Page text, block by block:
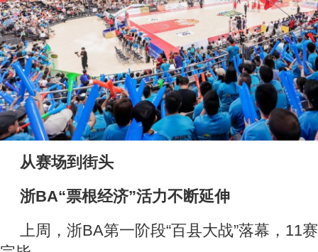
从赛场到街头
浙BA“票根经济”活力不断延伸
上周，浙BA第一阶段“百县大战”落幕，11